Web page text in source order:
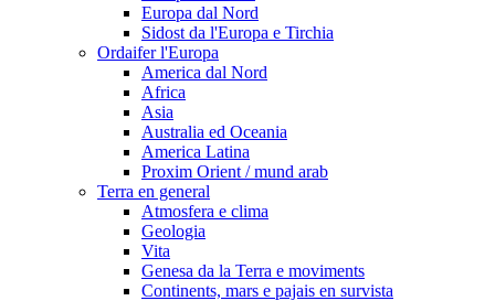
Europa dal Nord
Sidost da l'Europa e Tirchia
Ordaifer l'Europa
America dal Nord
Africa
Asia
Australia ed Oceania
America Latina
Proxim Orient / mund arab
Terra en general
Atmosfera e clima
Geologia
Vita
Genesa da la Terra e moviments
Continents, mars e pajais en survista